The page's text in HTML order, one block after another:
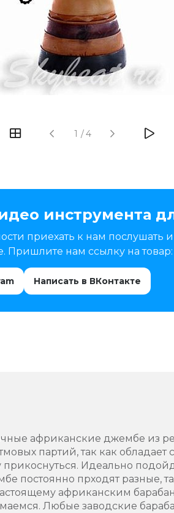
1 /4
инструмента
приехать к нам
Пришлите нам ссылку на товар:
Написать в ВКонтакте
африканские джембе из
партий, так как
прикоснуться. Идеально
постоянно прходят разные,
африканским
Любые заводские